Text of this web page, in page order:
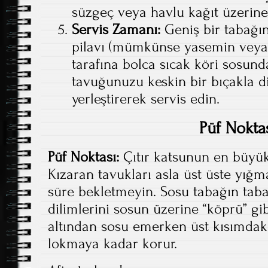
süzgeç veya havlu kağıt
Servis Zamanı: Geniş bir
pilavı (mümkünse yasemin
tarafına bolca sıcak köri
tavuğunuzu keskin bir bıçakla
yerleştirerek servis edin.
Püf
Püf Noktası: Çıtır katsunun en
Kızaran tavukları asla üst üste
süre bekletmeyin. Sosu tabağın
dilimlerini sosun üzerine “köprü”
altından sosu emerken üst
lokmaya kadar korur.